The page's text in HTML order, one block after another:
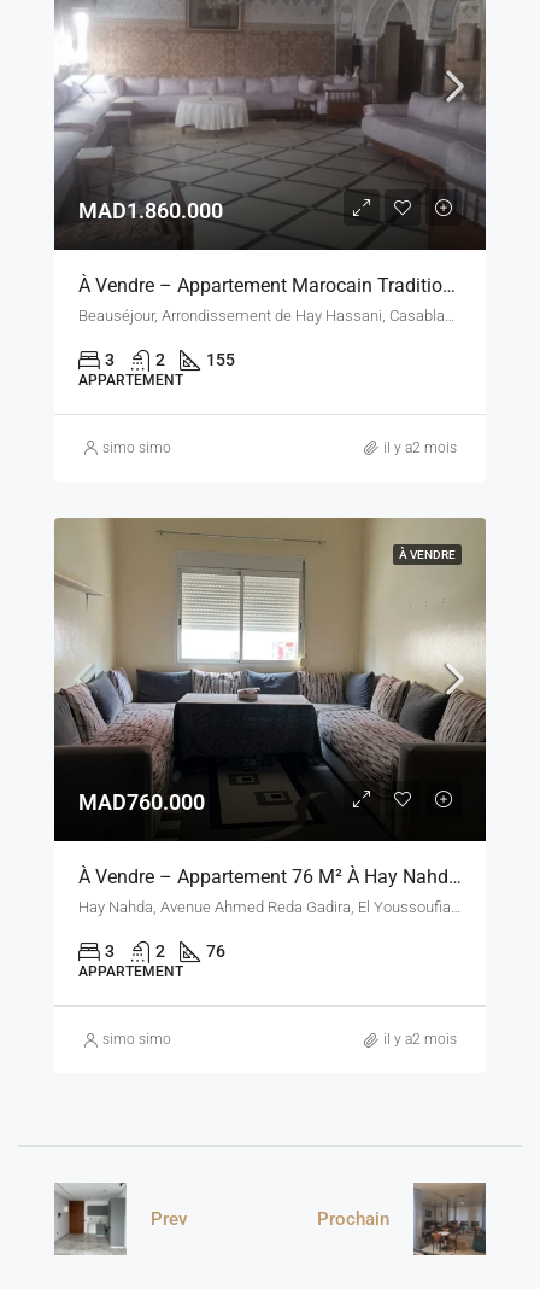
MAD1.860.000
À Vendre – Appartement Marocain Traditionnel 155 M² À Beauséjour, Casablanca
3 2 155
APPARTEMENT
simo simo il y a2 mois
À VENDRE
MAD760.000
À Vendre – Appartement 76 M² À Hay Nahda 1, Fadesa – Rabat
Hay Nahda, Avenue Ahmed Reda Gadira, El Youssoufia, Arrondissement El Youssoufia, Rabat, Pachalik de Rabat, Préfecture de Rabat, Rabat-Salé-Kénitra, 10210, Maroc
3 2 76
APPARTEMENT
simo simo il y a2 mois
Prev Prochain